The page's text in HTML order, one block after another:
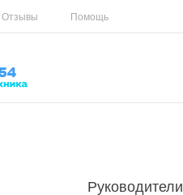
Отзывы Помощь
Руководители